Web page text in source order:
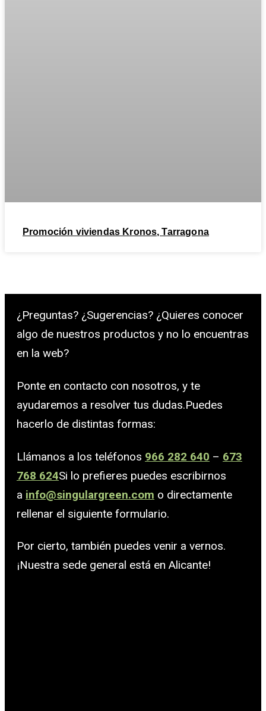
Promoción viviendas Kronos, Tarragona
¿Preguntas? ¿Sugerencias? ¿Quieres conocer
algo de nuestros productos y no lo encuentras
en la web?
Ponte en contacto con nosotros, y te
ayudaremos a resolver tus dudas.Puedes
hacerlo de distintas formas:
Llámanos a los teléfonos 966 282 640 – 673
768 624Si lo prefieres puedes escribirnos
a info@singulargreen.com o directamente
rellenar el siguiente formulario.
Por cierto, también puedes venir a vernos.
¡Nuestra sede general está en Alicante!